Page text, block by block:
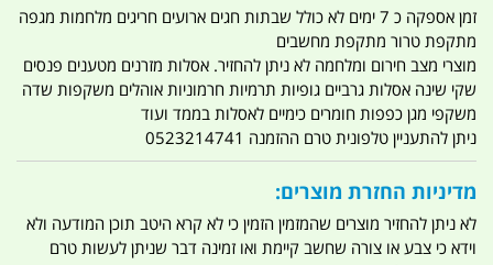
זמן אספקה כ 7 ימים לא כולל שבתות חגים ארועים חריגים מלחמות מגפה
מתקפת טרור מתקפת מחשבים
מוצרי מצב חירום ומלחמה לא ניתן להחזיר. אסלות מזרנים מטענים פנסים
שקי שינה אסלות גרביים גופיות תרמיות חרמוניות אוהלים משקפות שדה
משקפי מגן כפפות חומרים כימיים לאסלות בממד ועוד
ניתן להתעניין טלפונית טרם ההזמנה 0523214741
מדיניות החזרת מוצרים:
לא ניתן להחזיר מוצרים שהמזמין הזמין כי לא קרא היטב תוכן המודעה ולא
וידא כי צבע או צורה שחשב קיימת ואו זמינה דבר שניתן לעשות טרם